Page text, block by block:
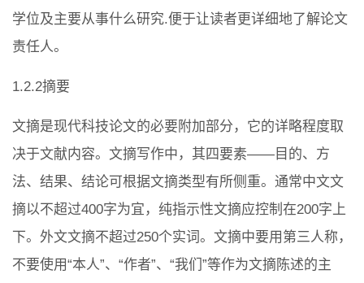
学位及主要从事什么研究.便于让读者更详细地了解论文
责任人。
1.2.2摘要
文摘是现代科技论文的必要附加部分，它的详略程度取
决于文献内容。文摘写作中，其四要素——目的、方
法、结果、结论可根据文摘类型有所侧重。通常中文文
摘以不超过400字为宜，纯指示性文摘应控制在200字上
下。外文文摘不超过250个实词。文摘中要用第三人称，
不要使用“本人”、“作者”、“我们”等作为文摘陈述的主